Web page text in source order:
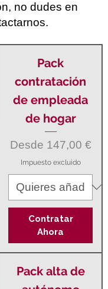
no dudes en
Pack
contratación
de empleada
de hogar
Desde 147,00 €
Precio de oferta
Impuesto excluido
Contratar
Ahora
Pack alta de